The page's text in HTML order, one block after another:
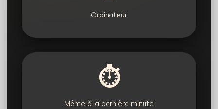
Ordinateur
⏱️
Même à la dernière minute